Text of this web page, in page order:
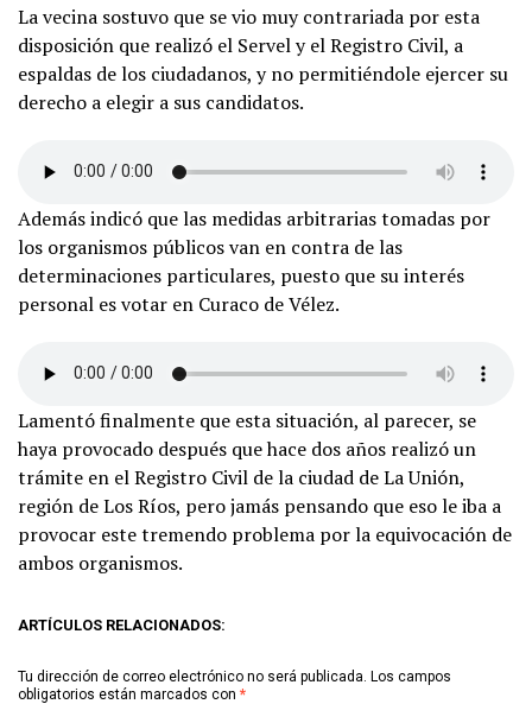
La vecina sostuvo que se vio muy contrariada por esta
disposición que realizó el Servel y el Registro Civil, a
espaldas de los ciudadanos, y no permitiéndole ejercer su
derecho a elegir a sus candidatos.
Además indicó que las medidas arbitrarias tomadas por
los organismos públicos van en contra de las
determinaciones particulares, puesto que su interés
personal es votar en Curaco de Vélez.
Lamentó finalmente que esta situación, al parecer, se
haya provocado después que hace dos años realizó un
trámite en el Registro Civil de la ciudad de La Unión,
región de Los Ríos, pero jamás pensando que eso le iba a
provocar este tremendo problema por la equivocación de
ambos organismos.
ARTÍCULOS RELACIONADOS:
Tu dirección de correo electrónico no será publicada. Los campos
obligatorios están marcados con *